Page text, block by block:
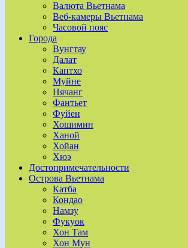
Валюта Вьетнама
Веб-камеры Вьетнама
Часовой пояс
Города
Вунгтау
Далат
Кантхо
Муйне
Нячанг
Фантьет
Фуйен
Хошимин
Ханой
Хойан
Хюэ
Достопримечательности
Острова Вьетнама
Катба
Кондао
Намзу
Фукуок
Хон Там
Хон Мун